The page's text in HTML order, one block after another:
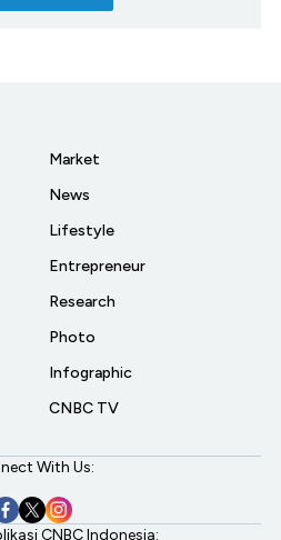
Market
News
Lifestyle
Entrepreneur
Research
Photo
Infographic
CNBC TV
With Us:
CNBC Indonesia: